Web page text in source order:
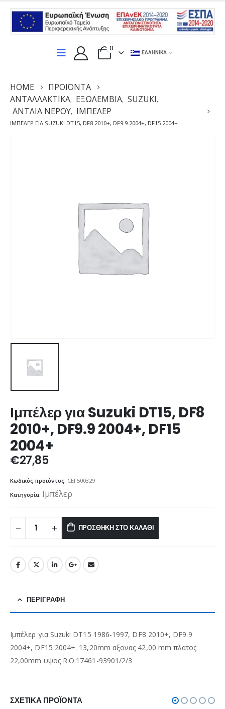
0
ΕΛΛΗΝΙΚΆ
HOME
ΠΡΟΪΌΝΤΑ
ΑΝΤΑΛΛΑΚΤΙΚΆ, ΕΞΩΛΕΜΒΙΑ, SUZUKI,
ΑΝΤΛΊΑ ΝΕΡΟΎ, ΙΜΠΈΛΕΡ
ΙΜΠΈΛΕΡ ΓΙΑ SUZUKI DT15, DF8 2010+, DF9.9 2004+, DF15 2004+
Ιμπέλερ για Suzuki DT15, DF8
2010+, DF9.9 2004+, DF15
2004+
€27,85
Κωδικός προϊόντος: CEF500329
Κατηγορία: Ιμπέλερ
ΠΡΟΣΘΉΚΗ ΣΤΟ ΚΑΛΆΘΙ
ΠΕΡΙΓΡΑΦΉ
Ιμπέλερ για Suzuki DT15 1986-1997, DF8 2010+, DF9.9
2004+, DF15 2004+. 13,20mm αξονας 42,00 mm πλατος
22,00mm υψος R.O.17461-93901/2/3
ΣΧΕΤΙΚΆ ΠΡΟΪΌΝΤΑ